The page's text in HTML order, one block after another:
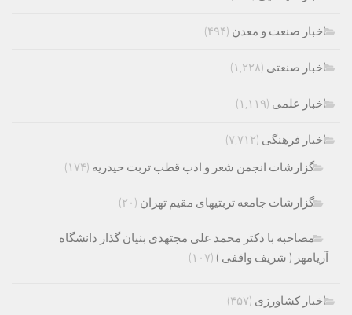
اخبار صنعت و معدن (۴۹۴)
اخبار صنعتی (۱,۲۲۸)
اخبار علمی (۱,۱۱۹)
اخبار فرهنگی (۷,۷۱۲)
گزارشات انجمن شعر و ادب قطب تربت حیدریه (۱۷۴)
گزارشات جامعه تربتیهای مقیم تهران (۲۰)
مصاحبه با دکتر محمد علی مجتهدی بنیان گذار دانشگاه
آریامهر ( شریف واقفی ) (۱۰۷)
اخبار کشاورزی (۴۵۷)